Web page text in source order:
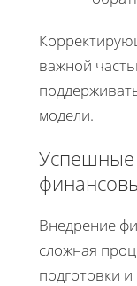
важной
модели.
Внедрение
сложная
подготовки